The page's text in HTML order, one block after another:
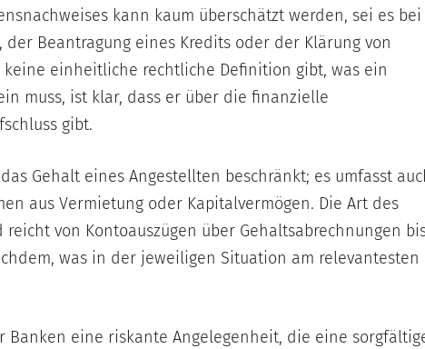
kann kaum überschätzt werden, sei es bei
Beantragung eines Kredits oder der Klärung von
einheitliche rechtliche Definition gibt, was ein
muss, ist klar, dass er über die finanzielle
gibt.
Gehalt eines Angestellten beschränkt; es umfasst
aus Vermietung oder Kapitalvermögen. Die Art des
von Kontoauszügen über Gehaltsabrechnungen
was in der jeweiligen Situation am relevantesten
Banken eine riskante Angelegenheit, die eine